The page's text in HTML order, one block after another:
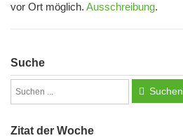
vor Ort möglich. Ausschreibung.
Suche
Suchen
Zitat der Woche